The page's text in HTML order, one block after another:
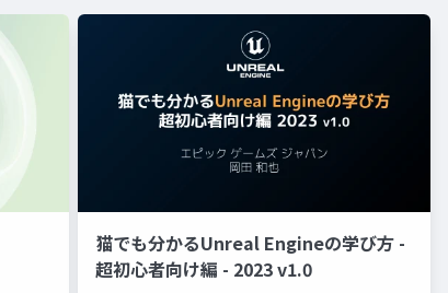
猫でも分かるUnreal Engineの学び方 -
超初心者向け編 - 2023 v1.0